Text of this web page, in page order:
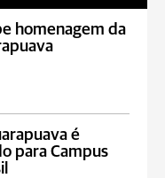
homenagem da
é
para Campus